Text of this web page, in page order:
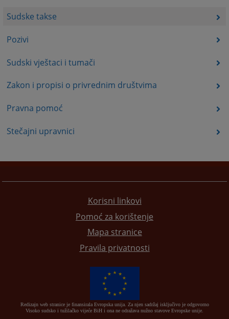
Sudske takse
Pozivi
Sudski vještaci i tumači
Zakon i propisi o privrednim društvima
Pravna pomoć
Stečajni upravnici
Korisni linkovi
Pomoć za korištenje
Mapa stranice
Pravila privatnosti
Redizajn web stranice je finansirala Evropska unija. Za njen sadržaj isključivo je odgovorno
Visoko sudsko i tužilačko vijeće BiH i ona ne odražava nužno stavove Evropske unije.